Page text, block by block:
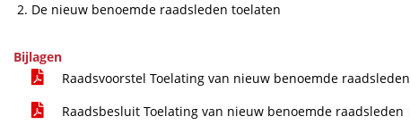
De nieuw benoemde raadsleden toelaten
Bijlagen
Raadsvoorstel Toelating van nieuw benoemde raadsleden
Raadsbesluit Toelating van nieuw benoemde raadsleden